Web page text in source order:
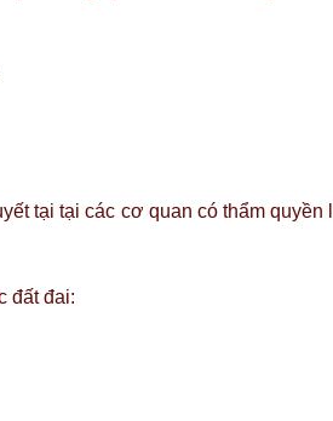
tại tại các cơ quan có thẩm quyền
đất đai: